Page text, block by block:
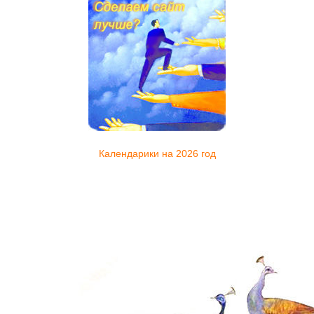
Календарики на 2026 год